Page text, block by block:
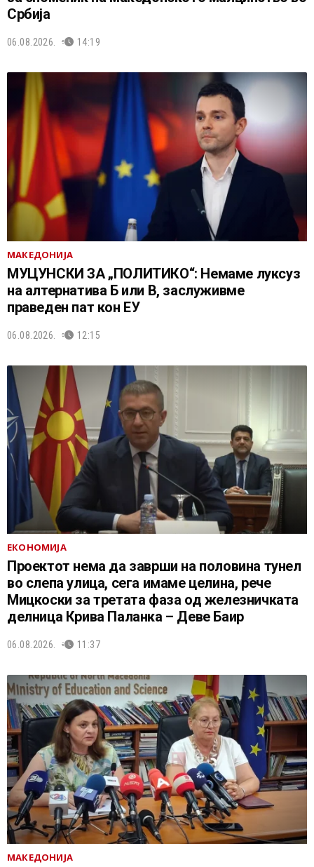
Србија
06.08.2026. 14:19
МАКЕДОНИЈА
МУЦУНСКИ ЗА „ПОЛИТИКО“: Немаме луксуз
на алтернатива Б или В, заслуживме
праведен пат кон ЕУ
06.08.2026. 12:15
ЕКОНОМИЈА
Проектот нема да заврши на половина тунел
во слепа улица, сега имаме целина, рече
Мицкоски за третата фаза од железничката
делница Крива Паланка – Деве Баир
06.08.2026. 11:37
МАКЕДОНИЈА